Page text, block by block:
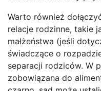
Warto również
relacje rodzinne, takie
małżeństwa (jeśli
świadczące o
separacji rodziców. W
zobowiązana do